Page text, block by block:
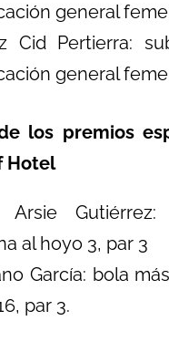
general
Cid Pertierra:
general
los premios
Hotel
Arsie
al hoyo 3, par 3
García: bola
par 3.